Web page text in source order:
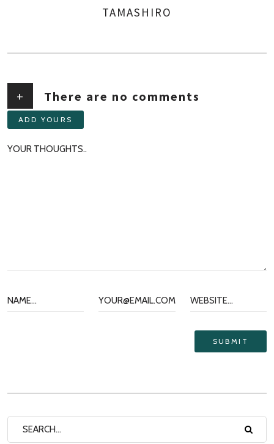
TAMASHIRO
+ There are no comments
ADD YOURS